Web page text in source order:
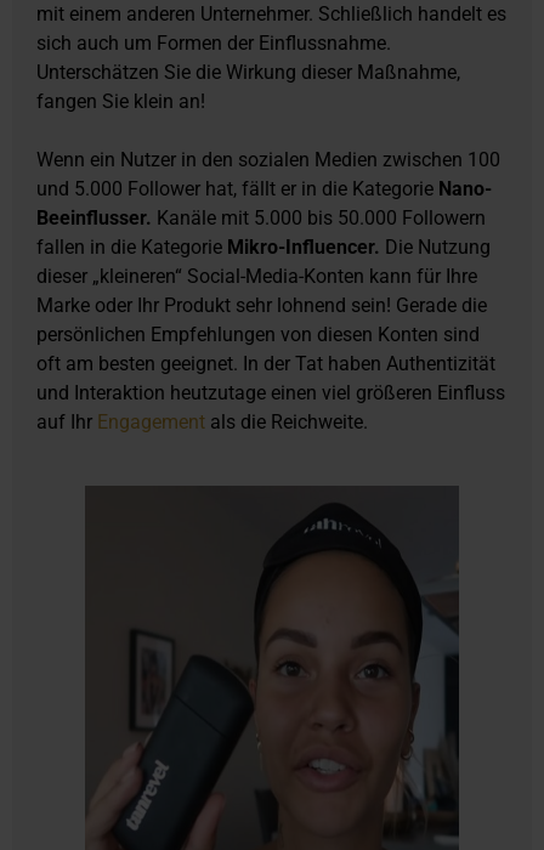
mit einem anderen Unternehmer. Schließlich handelt es
sich auch um Formen der Einflussnahme.
Unterschätzen Sie die Wirkung dieser Maßnahme,
fangen Sie klein an!
Wenn ein Nutzer in den sozialen Medien zwischen 100
und 5.000 Follower hat, fällt er in die Kategorie Nano-
Beeinflusser. Kanäle mit 5.000 bis 50.000 Followern
fallen in die Kategorie Mikro-Influencer. Die Nutzung
dieser „kleineren“ Social-Media-Konten kann für Ihre
Marke oder Ihr Produkt sehr lohnend sein! Gerade die
persönlichen Empfehlungen von diesen Konten sind
oft am besten geeignet. In der Tat haben Authentizität
und Interaktion heutzutage einen viel größeren Einfluss
auf Ihr Engagement als die Reichweite.